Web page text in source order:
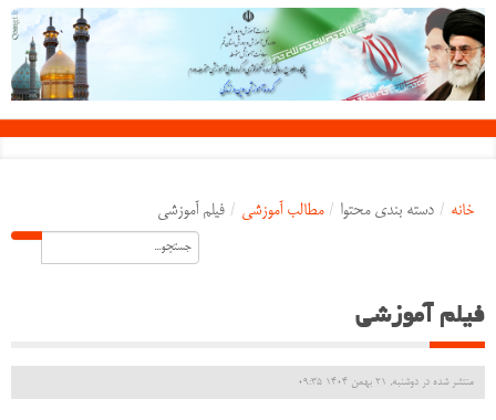
خانه / دسته بندی محتوا / مطالب آموزشی / فیلم آموزشی
فیلم آموزشی
منتشر شده در دوشنبه, 21 بهمن 1404 09:35